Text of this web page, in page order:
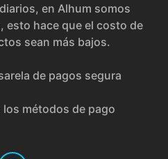
en Alhum somos
esto hace que el costo de
sean más bajos.
de pagos segura
métodos de pago